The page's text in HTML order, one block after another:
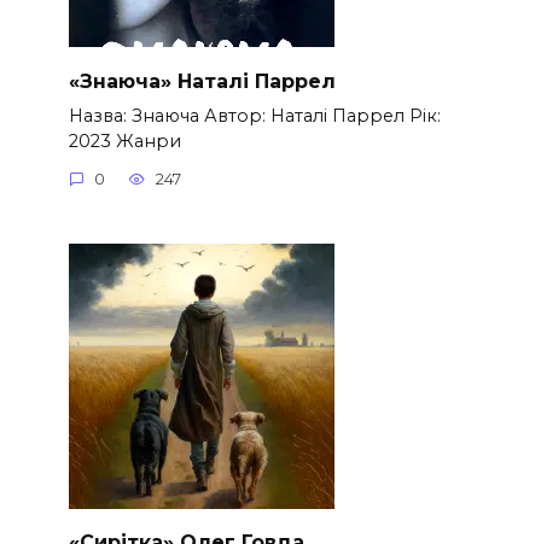
«Знаюча» Наталі Паррел
Назва: Знаюча Автор: Наталі Паррел Рік:
2023 Жанри
0 247